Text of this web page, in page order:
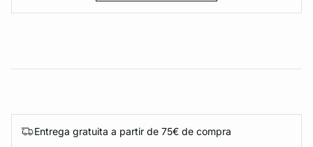
Entrega gratuita a partir de 75€ de compra